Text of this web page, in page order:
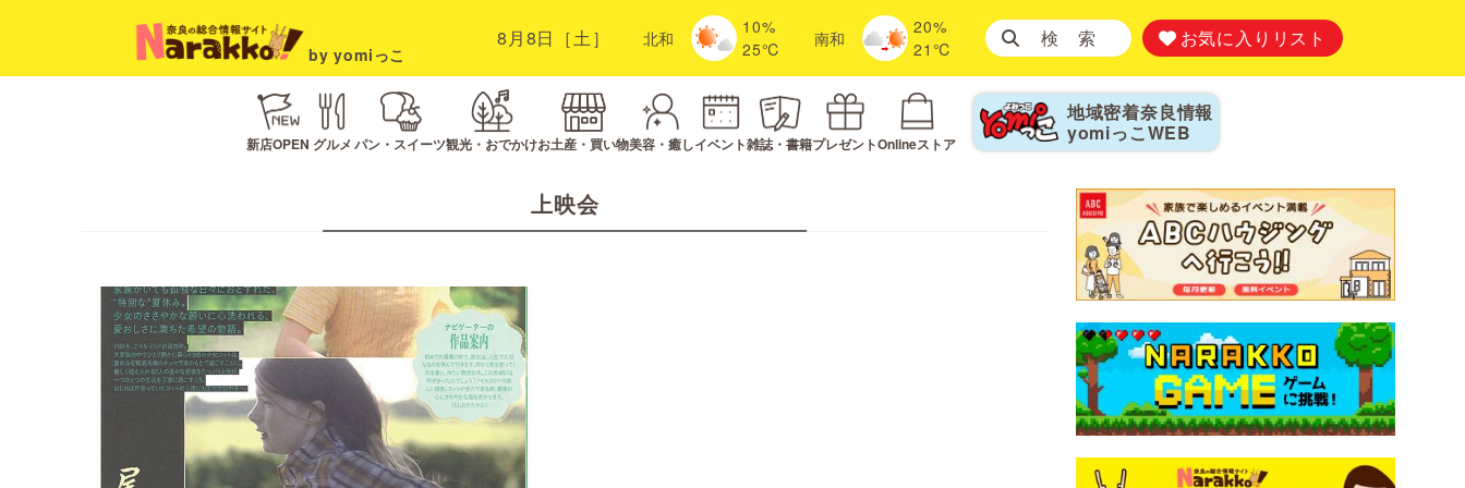
by yomiっこ
8月8日［土］ 北和
10%
25℃
南和
20%
21℃
検 索 お気に入りリスト
新店OPEN グルメ パン・スイーツ観光・おでかけお土産・買い物美容・癒しイベント雑誌・書籍プレゼントOnlineストア
地域密着奈良情報
yomiっこ WEB
上映会